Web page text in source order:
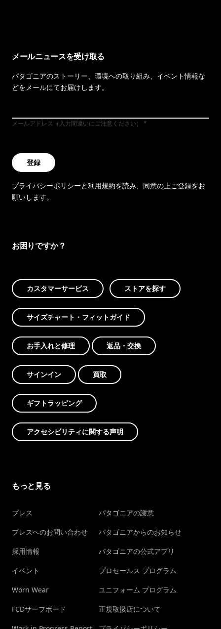
メールニュースを受け取る
パタゴニアのストーリー、環境への取り組み、イベント情報な
どをメールにてお届けします。
メールアドレス（入力間違いにご注意ください）
登録
プライバシーポリシーと利用規約を読み、同意の上ご登録をお
願いします。
お困りですか？
カスタマーサービス ストアを探す
サイズチャート・フィットガイド
お手入れと修理 返品・交換
サインイン 買取
ギフトラッピング
アクセシビリティに関する声明
もっと見る
プレス
プレスへのお問い合わせ
採用情報
イベント
Worn Wear
FCDサーフボード
パタゴニアの謝意
パタゴニアからのお知らせ
パタゴニアの公式アプリ
プロセールス プログラム
ユニフォーム プログラム
正規取扱店について